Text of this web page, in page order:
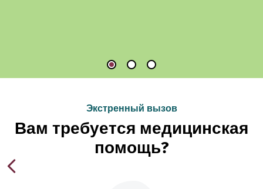
Экстренный вызов
Вам требуется медицинская
помощь?